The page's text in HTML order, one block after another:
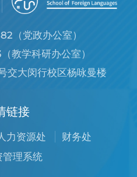
（党政办公室）
教学科研办公室）
交大闵行校区杨咏曼楼
链接
力资源处
财务处
管理系统